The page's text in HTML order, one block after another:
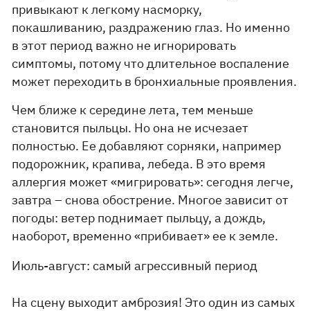
привыкают к легкому насморку,
покашливанию, раздражению глаз. Но именно
в этот период важно не игнорировать
симптомы, потому что длительное воспаление
может переходить в бронхиальные проявления.
Чем ближе к середине лета, тем меньше
становится пыльцы. Но она не исчезает
полностью. Ее добавляют сорняки, например
подорожник, крапива, лебеда. В это время
аллергия может «мигрировать»: сегодня легче,
завтра – снова обострение. Многое зависит от
погоды: ветер поднимает пыльцу, а дождь,
наоборот, временно «прибивает» ее к земле.
Июль-август: самый агрессивный период
На сцену выходит амброзия! Это один из самых